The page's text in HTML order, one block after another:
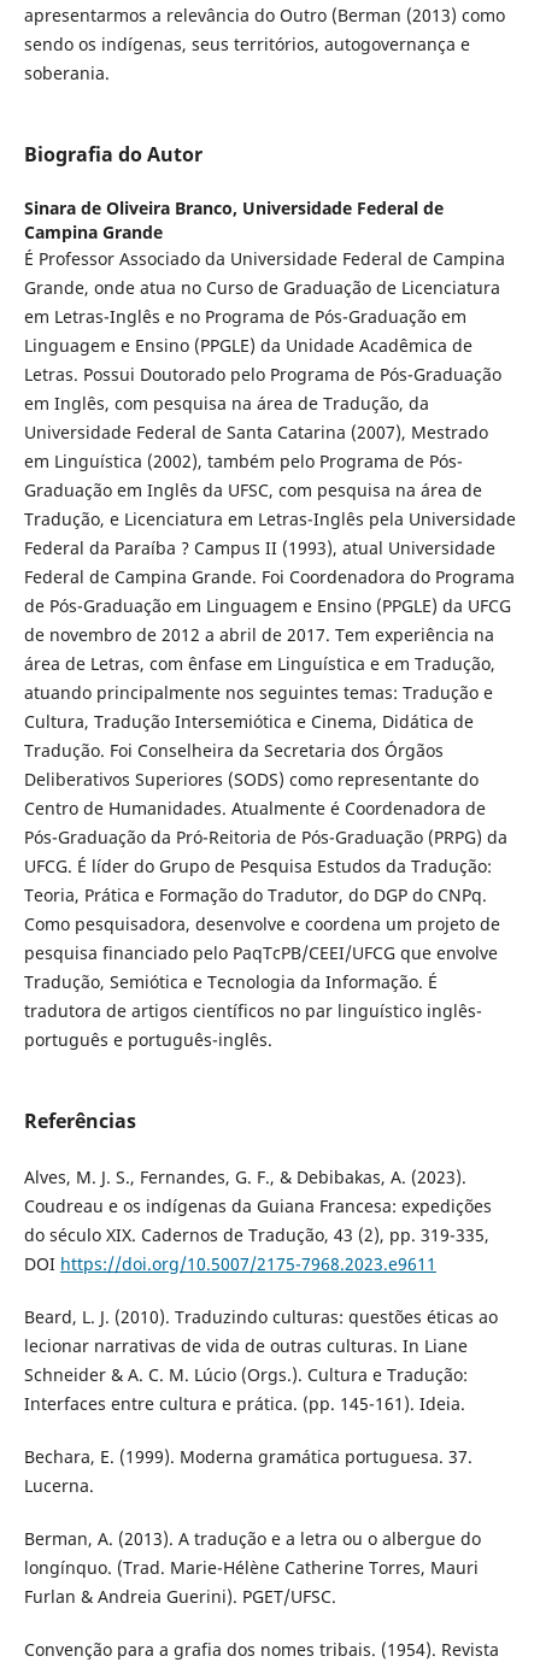
apresentarmos a relevância do Outro (Berman (2013) como
sendo os indígenas, seus territórios, autogovernança e
soberania.
Biografia do Autor
Sinara de Oliveira Branco, Universidade Federal de
Campina Grande
É Professor Associado da Universidade Federal de Campina
Grande, onde atua no Curso de Graduação de Licenciatura
em Letras-Inglês e no Programa de Pós-Graduação em
Linguagem e Ensino (PPGLE) da Unidade Acadêmica de
Letras. Possui Doutorado pelo Programa de Pós-Graduação
em Inglês, com pesquisa na área de Tradução, da
Universidade Federal de Santa Catarina (2007), Mestrado
em Linguística (2002), também pelo Programa de Pós-
Graduação em Inglês da UFSC, com pesquisa na área de
Tradução, e Licenciatura em Letras-Inglês pela Universidade
Federal da Paraíba ? Campus II (1993), atual Universidade
Federal de Campina Grande. Foi Coordenadora do Programa
de Pós-Graduação em Linguagem e Ensino (PPGLE) da UFCG
de novembro de 2012 a abril de 2017. Tem experiência na
área de Letras, com ênfase em Linguística e em Tradução,
atuando principalmente nos seguintes temas: Tradução e
Cultura, Tradução Intersemiótica e Cinema, Didática de
Tradução. Foi Conselheira da Secretaria dos Órgãos
Deliberativos Superiores (SODS) como representante do
Centro de Humanidades. Atualmente é Coordenadora de
Pós-Graduação da Pró-Reitoria de Pós-Graduação (PRPG) da
UFCG. É líder do Grupo de Pesquisa Estudos da Tradução:
Teoria, Prática e Formação do Tradutor, do DGP do CNPq.
Como pesquisadora, desenvolve e coordena um projeto de
pesquisa financiado pelo PaqTcPB/CEEI/UFCG que envolve
Tradução, Semiótica e Tecnologia da Informação. É
tradutora de artigos científicos no par linguístico inglês-
português e português-inglês.
Referências
Alves, M. J. S., Fernandes, G. F., & Debibakas, A. (2023).
Coudreau e os indígenas da Guiana Francesa: expedições
do século XIX. Cadernos de Tradução, 43 (2), pp. 319-335,
DOI https://doi.org/10.5007/2175-7968.2023.e9611
Beard, L. J. (2010). Traduzindo culturas: questões éticas ao
lecionar narrativas de vida de outras culturas. In Liane
Schneider & A. C. M. Lúcio (Orgs.). Cultura e Tradução:
Interfaces entre cultura e prática. (pp. 145-161). Ideia.
Bechara, E. (1999). Moderna gramática portuguesa. 37.
Lucerna.
Berman, A. (2013). A tradução e a letra ou o albergue do
longínquo. (Trad. Marie-Hélène Catherine Torres, Mauri
Furlan & Andreia Guerini). PGET/UFSC.
Convenção para a grafia dos nomes tribais. (1954). Revista